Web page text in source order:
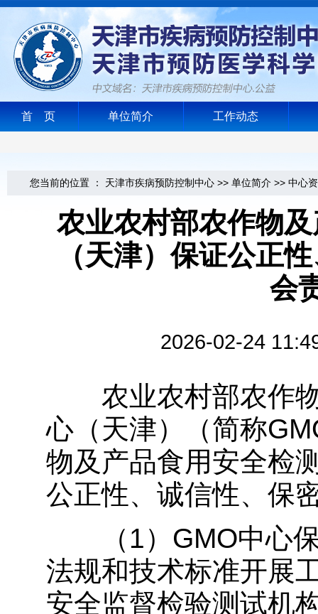
首 页 单位简介 工作动态
您当前的位置 ： 天津市疾病预防控制中心 >> 单位简介 >> 中心
农业农村部农作物
（天津）保证公正
会
2026-02-24
农业农村部农作物
心（天津）（简称
物及产品食用安全检
公正性、诚信性、保
（1）GMO中心保
法规和技术标准开展
安全监督检验测试机